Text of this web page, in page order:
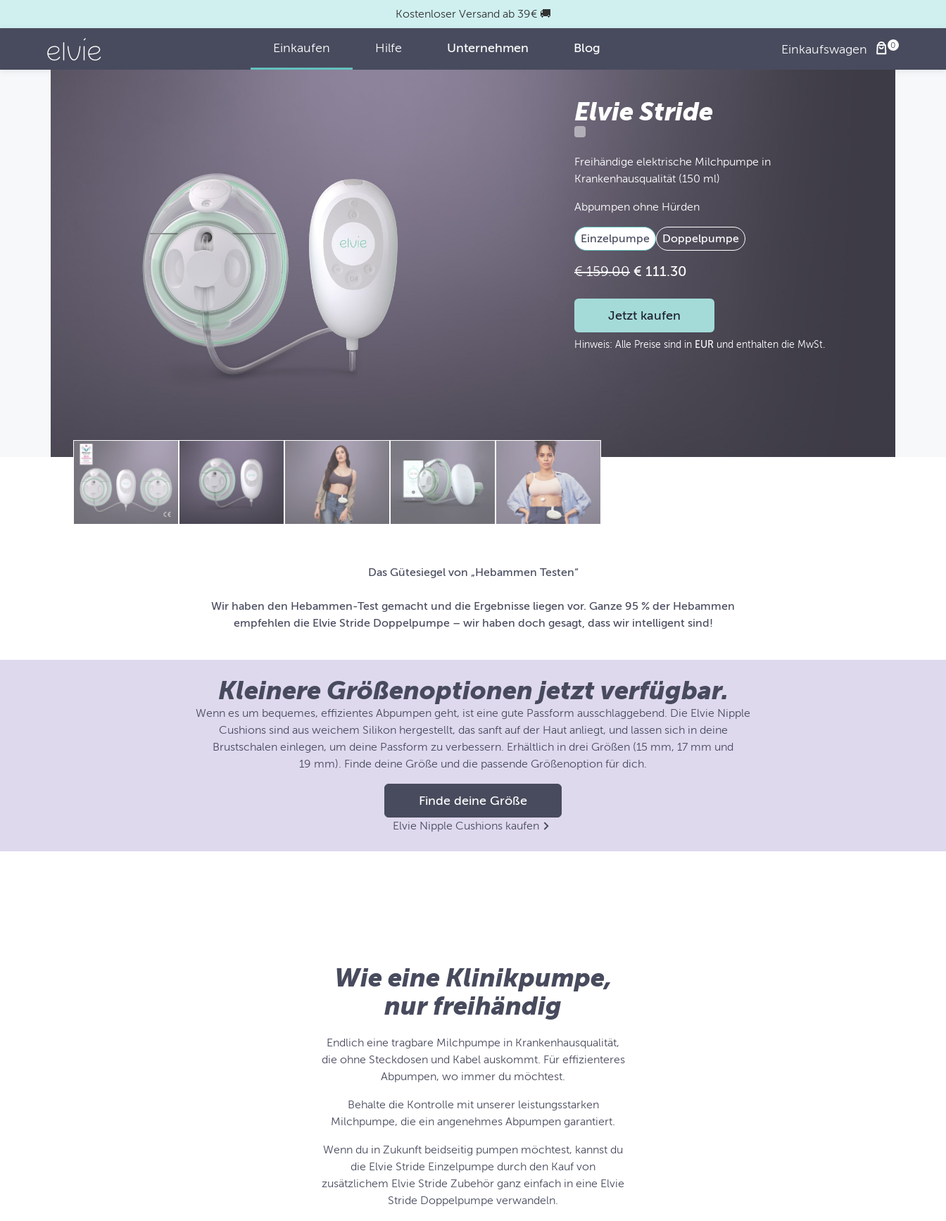
Kostenloser Versand ab 39€ 🚚
Einkaufen Hilfe Unternehmen Blog Einkaufswagen
Elvie Stride
Freihändige elektrische Milchpumpe in
Krankenhausqualität (150 ml)
Abpumpen ohne Hürden
Einzelpumpe Doppelpumpe
€ 159.00 € 111.30
Jetzt kaufen
Hinweis: Alle Preise sind in EUR und enthalten die MwSt.
Das Gütesiegel von „Hebammen Testen“
Wir haben den Hebammen-Test gemacht und die Ergebnisse liegen vor. Ganze 95 % der Hebammen
empfehlen die Elvie Stride Doppelpumpe – wir haben doch gesagt, dass wir intelligent sind!
Kleinere Größenoptionen jetzt verfügbar.
Wenn es um bequemes, effizientes Abpumpen geht, ist eine gute Passform ausschlaggebend. Die Elvie Nipple
Cushions sind aus weichem Silikon hergestellt, das sanft auf der Haut anliegt, und lassen sich in deine
Brustschalen einlegen, um deine Passform zu verbessern. Erhältlich in drei Größen (15 mm, 17 mm und
19 mm). Finde deine Größe und die passende Größenoption für dich.
Finde deine Größe
Elvie Nipple Cushions kaufen
Wie eine Klinikpumpe,
nur freihändig
Endlich eine tragbare Milchpumpe in Krankenhausqualität,
die ohne Steckdosen und Kabel auskommt. Für effizienteres
Abpumpen, wo immer du möchtest.
Behalte die Kontrolle mit unserer leistungsstarken
Milchpumpe, die ein angenehmes Abpumpen garantiert.
Wenn du in Zukunft beidseitig pumpen möchtest, kannst du
die Elvie Stride Einzelpumpe durch den Kauf von
zusätzlichem Elvie Stride Zubehör ganz einfach in eine Elvie
Stride Doppelpumpe verwandeln.